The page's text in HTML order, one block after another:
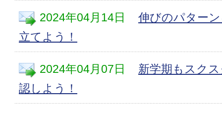
2024年04月14日
伸びのパター
立てよう！
2024年04月07日
新学期もスク
認しよう！